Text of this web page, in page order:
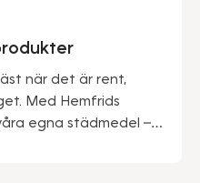
när det är rent,
Med Hemfrids
egna städmedel –